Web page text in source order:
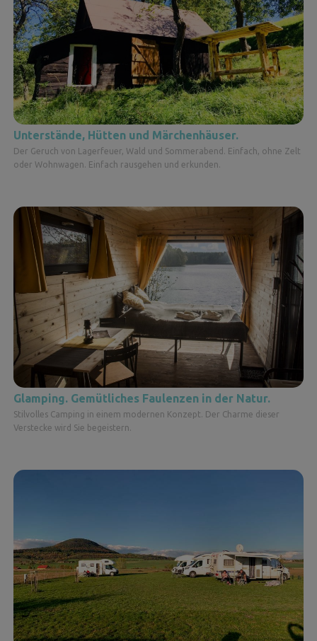
Unterstände, Hütten und Märchenhäuser.
Der Geruch von Lagerfeuer, Wald und Sommerabend. Einfach, ohne Zelt
oder Wohnwagen. Einfach rausgehen und erkunden.
Glamping. Gemütliches Faulenzen in der Natur.
Stilvolles Camping in einem modernen Konzept. Der Charme dieser
Verstecke wird Sie begeistern.